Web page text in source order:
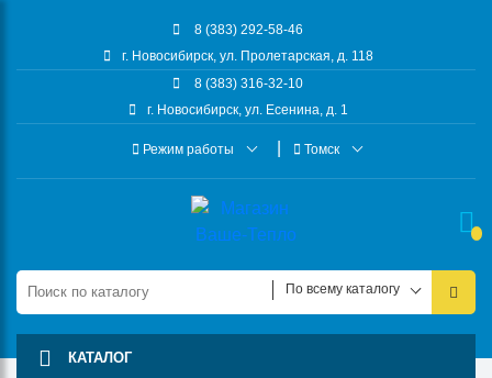
8 (383) 292-58-46
г. Новосибирск, ул. Пролетарская, д. 118
8 (383) 316-32-10
г. Новосибирск, ул. Есенина, д. 1
Режим работы Томск
По всему каталогу
КАТАЛОГ